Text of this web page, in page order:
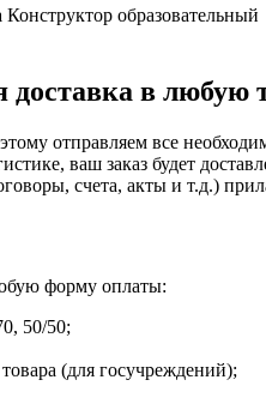
Конструктор образовательный
в любую
отправляем все
ваш заказ будет
счета, акты и т.д.)
форму оплаты:
50/50;
(для госучреждений);